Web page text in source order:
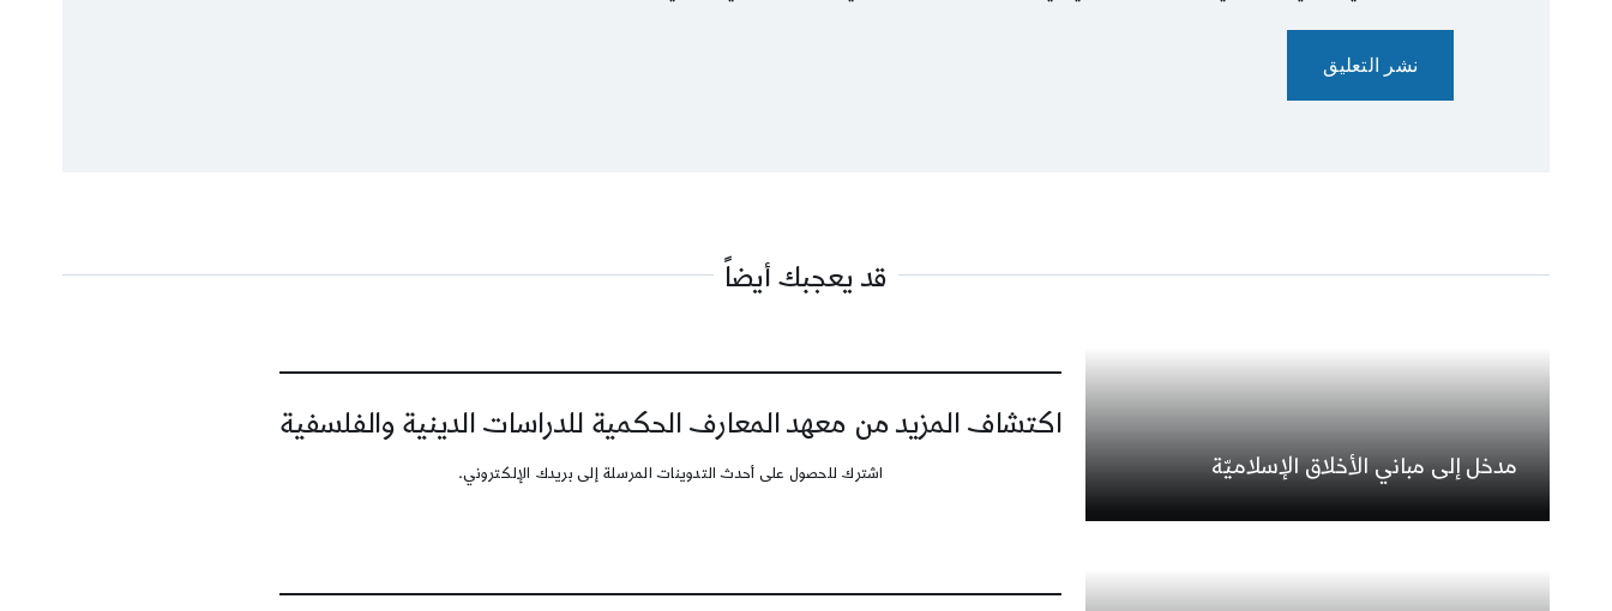
قد يعجبك أيضاً
مدخل إلى مباني الأخلاق الإسلاميّة
اكتشاف المزيد من معهد المعارف الحكمية للدراسات الدينية والفلسفية
اشترك للحصول على أحدث التدوينات المرسلة إلى بريدك الإلكتروني.